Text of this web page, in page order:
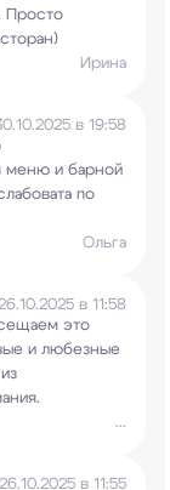
Просто
Ирина
в 19:58
меню и барной
по
Ольга
26.10.2025 в 11:58
это
и любезные
из
...
26.10.2025 в 11:55